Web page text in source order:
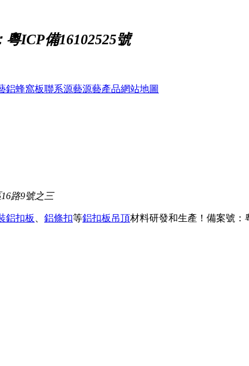
粵ICP備16102525號
鋁蜂窩板聯系源藝源藝產品網站地圖
路9號之三
鋁扣板 鋁條扣等鋁扣板吊頂材料研發和生產！ 備案號：